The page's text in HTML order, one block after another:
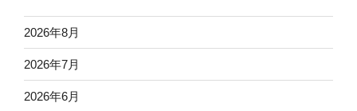
2026年8月
2026年7月
2026年6月